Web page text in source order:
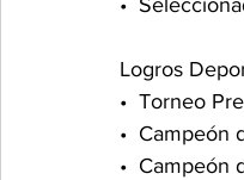
•⁠
Logros
•⁠  ⁠Torneo
•⁠  ⁠Campeón
•⁠  ⁠Campeón